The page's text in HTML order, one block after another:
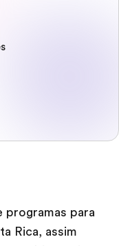
programas para
Rica, assim